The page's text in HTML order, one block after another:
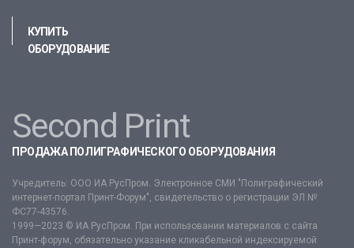
КУПИТЬ
ОБОРУДОВАНИЕ
Second Print
ПРОДАЖА ПОЛИГРАФИЧЕСКОГО ОБОРУДОВАНИЯ
Учредитель: ООО ИА РусПром. Электронное СМИ "Полиграфический
интернет-портал Принт-Форум", свидетельство о регистрации ЭЛ №
ФС77-43576.
1999—2023 © ИА РусПром. При использовании материалов с сайта
Принт-форум, обязательно указание кликабельной индексируемой